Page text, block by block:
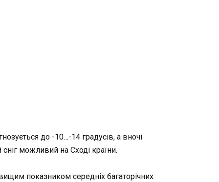
до -10…-14 градусів, а вночі
можливий на Сході країни.
показником середніх багаторічних